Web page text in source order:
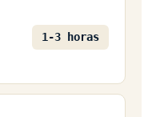
1-3 horas